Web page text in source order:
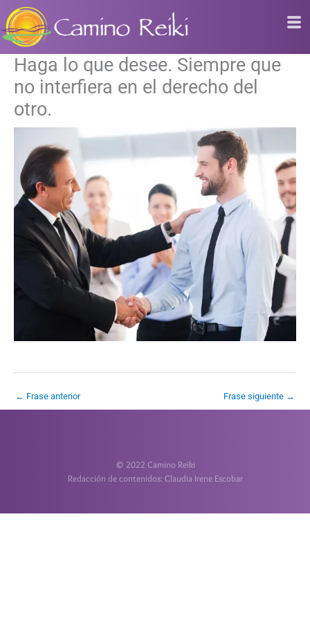
al
contenido
Haga lo que desee. Siempre que
no interfiera en el derecho del
otro.
← Frase anterior Frase siguiente →
© 2022 Camino Reiki
Redacción de contenidos: Claudia Irene Escobar